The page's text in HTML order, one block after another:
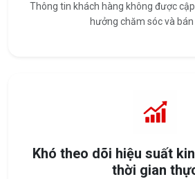
Thông tin khách hàng không được
hưởng chăm sóc và bán
Khó theo dõi hiệu suất
thời gian